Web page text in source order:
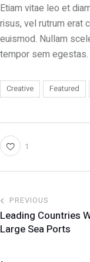
Etiam vitae leo et
risus, vel rutrum erat
euismod. Nullam
tempor sem egestas.
Creative Featured
1
PREVIOUS
Leading Countries
Large Sea Ports